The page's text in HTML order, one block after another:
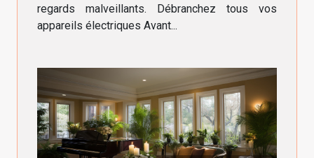
regards malveillants. Débranchez tous vos
appareils électriques Avant...